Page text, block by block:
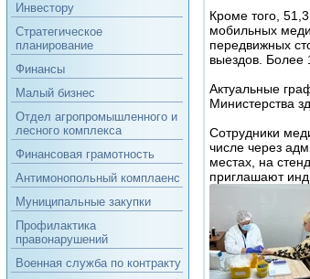
Инвестору
Стратегическое
планирование
Финансы
Малый бизнес
Отдел агропромышленного и
лесного комплекса
Финансовая грамотность
Антимонопольный комплаенс
Муниципальные закупки
Профилактика
правонарушений
Военная служба по контракту
Кроме того,
мобильных
передвижных
выездов. Более
Актуальные
Министерства
Сотрудники
числе через
местах, на
приглашают